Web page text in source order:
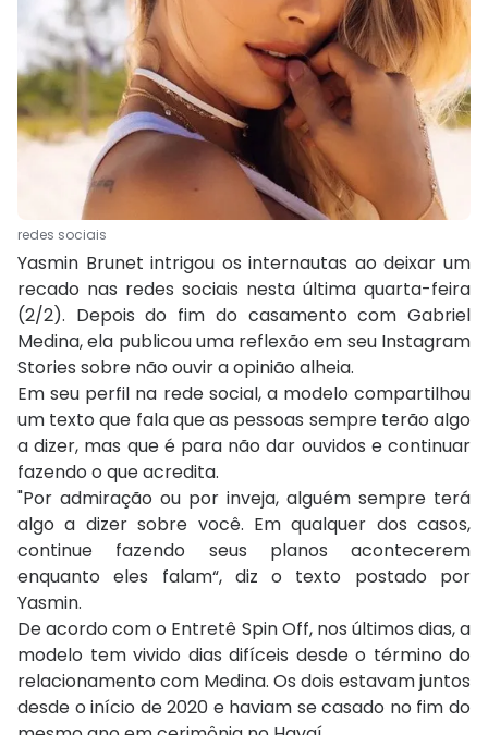
redes sociais
Yasmin Brunet intrigou os internautas ao deixar um
recado nas redes sociais nesta última quarta-feira
(2/2). Depois do fim do casamento com Gabriel
Medina, ela publicou uma reflexão em seu Instagram
Stories sobre não ouvir a opinião alheia.
Em seu perfil na rede social, a modelo compartilhou
um texto que fala que as pessoas sempre terão algo
a dizer, mas que é para não dar ouvidos e continuar
fazendo o que acredita.
"Por admiração ou por inveja, alguém sempre terá
algo a dizer sobre você. Em qualquer dos casos,
continue fazendo seus planos acontecerem
enquanto eles falam“, diz o texto postado por
Yasmin.
De acordo com o Entretê Spin Off, nos últimos dias, a
modelo tem vivido dias difíceis desde o término do
relacionamento com Medina. Os dois estavam juntos
desde o início de 2020 e haviam se casado no fim do